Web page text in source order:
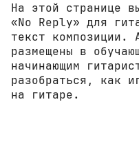
На этой странице
«No Reply» для
текст композиции.
размещены в
начинающим
разобраться, как
на гитаре.